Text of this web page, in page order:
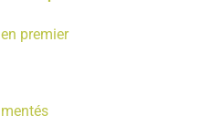
premier